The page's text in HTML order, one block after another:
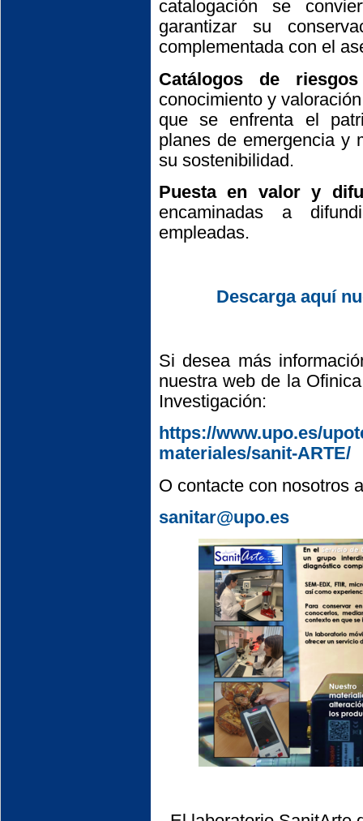
catalogación se
garantizar su
complementada con el
Catálogos de
conocimiento y
que se enfrenta el
planes de emergencia y
su sostenibilidad.
Puesta en valor y
encaminadas a
empleadas.
Descarga aquí
Si desea más
nuestra web de la
Investigación:
https://www.upo.es/
materiales/sanit-ARTE/
O contacte con nosotros
sanitar@upo.es